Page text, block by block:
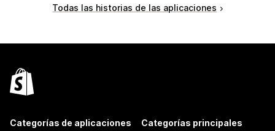
Todas las historias de las aplicaciones
Categorías de aplicaciones Categorías principales